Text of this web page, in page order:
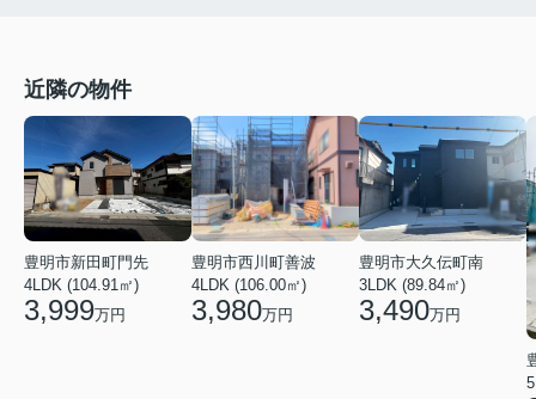
近隣の物件
豊明市新田町門先
4LDK (104.91㎡)
3,999万円
豊明市西川町善波
4LDK (106.00㎡)
3,980万円
豊明市大久伝町南
3LDK (89.84㎡)
3,490万円